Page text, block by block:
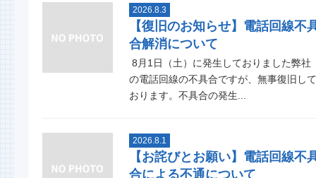
2026.8.3
【復旧のお知らせ】電話回線不
合解消について
8月1日（土）に発生しておりました弊社
の電話回線の不具合ですが、無事復旧して
おります。不具合の発生...
2026.8.1
【お詫びとお願い】電話回線不
合による不通について